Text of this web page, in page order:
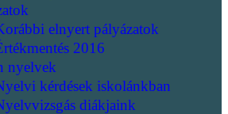
elnyert pályázatok
2016
nyelvek
kérdések iskolánkban
diákjaink